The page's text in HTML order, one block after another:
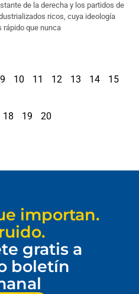
de la derecha y los partidos de
ricos, cuya ideología
rápido que nunca
9 10 11 12 13 14 15
18 19 20
importan.
gratis a
boletín